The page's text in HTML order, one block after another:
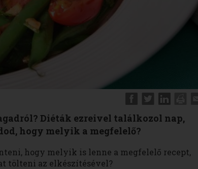
Diéták ezreivel találkozol nap,
hogy melyik a megfelelő?
hogy melyik is lenne a megfelelő recept,
tölteni az elkészítésével?